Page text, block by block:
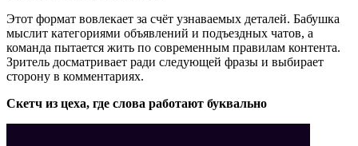
Этот формат вовлекает за счёт узнаваемых деталей. Бабушка
мыслит категориями объявлений и подъездных чатов, а
команда пытается жить по современным правилам контента.
Зритель досматривает ради следующей фразы и выбирает
сторону в комментариях.
Скетч из цеха, где слова работают буквально